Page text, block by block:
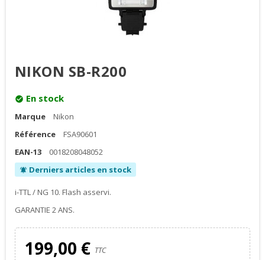
NIKON SB-R200
check_circle En stock
Marque
Nikon
Référence
FSA90601
EAN-13
0018208048052
notifications_active Derniers articles en stock
i-TTL / NG 10. Flash asservi.
GARANTIE 2 ANS.
199,00 € TTC